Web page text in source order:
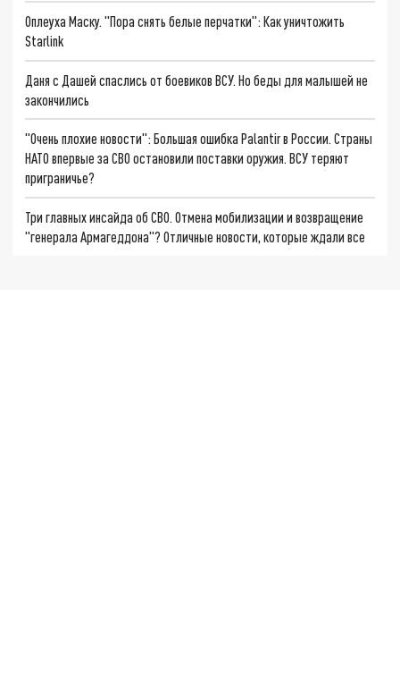
Оплеуха Маску. "Пора снять белые перчатки": Как уничтожить
Starlink
Даня с Дашей спаслись от боевиков ВСУ. Но беды для малышей не
закончились
"Очень плохие новости": Большая ошибка Palantir в России. Страны
НАТО впервые за СВО остановили поставки оружия. ВСУ теряют
приграничье?
Три главных инсайда об СВО. Отмена мобилизации и возвращение
"генерала Армагеддона"? Отличные новости, которые ждали все